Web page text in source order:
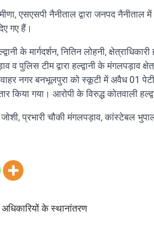
एसएसपी नैनीताल द्वारा जनपद
गए हैं।
के मार्गदर्शन, नितिन लोहनी,
व पुलिस टीम द्वारा हल्द्वानी के
नगर बनभूलपुरा को स्कूटी में अवैध 01 पेटी
किया गया। आरोपी के विरुद्ध कोतवाली
जोशी, प्रभारी चौकी मंगलपड़ाव, कांस्टेबल
के स्थानांतरण